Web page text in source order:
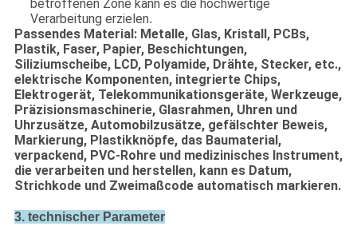
betroffenen Zone kann es die hochwertige
Verarbeitung erzielen.
Passendes Material: Metalle, Glas, Kristall, PCBs,
Plastik, Faser, Papier, Beschichtungen,
Siliziumscheibe, LCD, Polyamide, Drähte, Stecker, etc.,
elektrische Komponenten, integrierte Chips,
Elektrogerät, Telekommunikationsgeräte, Werkzeuge,
Präzisionsmaschinerie, Glasrahmen, Uhren und
Uhrzusätze, Automobilzusätze, gefälschter Beweis,
Markierung, Plastikknöpfe, das Baumaterial,
verpackend, PVC-Rohre und medizinisches Instrument,
die verarbeiten und herstellen, kann es Datum,
Strichkode und Zweimaßcode automatisch markieren.
3. technischer Parameter